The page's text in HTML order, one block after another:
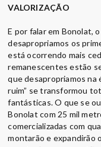
VALORIZAÇÃO
E por falar em Bonolat,
desapropriamos os
está ocorrendo mais
remanescentes estão
que desapropriamos na
ruim” se transformou
fantásticas. O que se
Bonolat com 25 mil
comercializadas com
montarão e expandirão